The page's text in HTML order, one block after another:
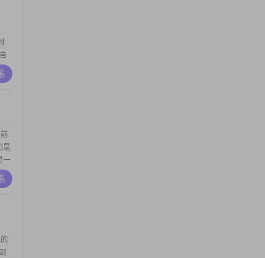
亲
么
是
一
生
，